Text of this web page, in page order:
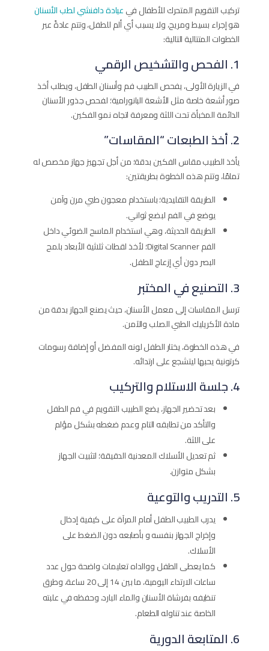
تركيب التقويم المتحرك للأطفال فيعيادة دافنشي لطب الأسنان
هو إجراء بسيط ومريح، ولا يسبب أي ألم للطفل، وتتم عادةً عبر
الخطوات المتتالية التالية:
1. الفحص والتشخيص الرقمي
في الزيارة الأولى، يفحص الطبيب فم وأسنان الطفل، ويطلب أخذ
صور أشعة خاصة مثل الأشعة البانورامية؛ لفحص جذور الأسنان
الدائمة المخبأة تحت اللثة ومعرفة اتجاه نمو الفكين.
2. أخذ الطبعات “المقاسات”
يأخذ الطبيب مقاس الفكين بدقة؛ من أجل تجهيز جهاز مخصص له
تمامًا، وتتم هذه الخطوة بطريقتين:
الطريقة التقليدية؛ باستخدام معجون طبي مرن وآمن
يوضع في الفم لبضع ثواني.
الطريقة الحديثة، وهي استخدام الماسح الضوئي داخل
الفم Digital Scanner؛ لأخذ لقطات ثلاثية الأبعاد بلمح
البصر دون أي إزعاج للطفل.
3. التصنيع في المختبر
ترسل المقاسات إلى معمل الأسنان، حيث يصنع الجهاز بدقة من
مادة الأكريليك الطبي الصلب والآمن.
في هذه الخطوة، يختار الطفل لونه المفضل أو إضافة رسومات
كرتونية يحبها ليتشجع على ارتدائه.
4. جلسة الاستلام والتركيب
بعد تحضير الجهاز، يضع الطبيب التقويم في فم الطفل
والتأكد من تطابقه التام وعدم ضغطه بشكل مؤلم
على اللثة.
ثم تعديل الأسلاك المعدنية الدقيقة؛ لتثبيت الجهاز
بشكل متوازن.
5. التدريب والتوعية
يدرب الطبيب الطفل أمام المرآة على كيفية إدخال
وإخراج الجهاز بنفسه و بأصابعه دون الضغط على
الأسلاك.
كما يعطى الطفل ووالداه تعليمات واضحة حول عدد
ساعات الارتداء اليومية، ما بين 14 إلى 20 ساعة، وطرق
تنظيفه بفرشاة الأسنان والماء البارد، وحفظه في علبته
الخاصة عند تناوله الطعام.
6. المتابعة الدورية